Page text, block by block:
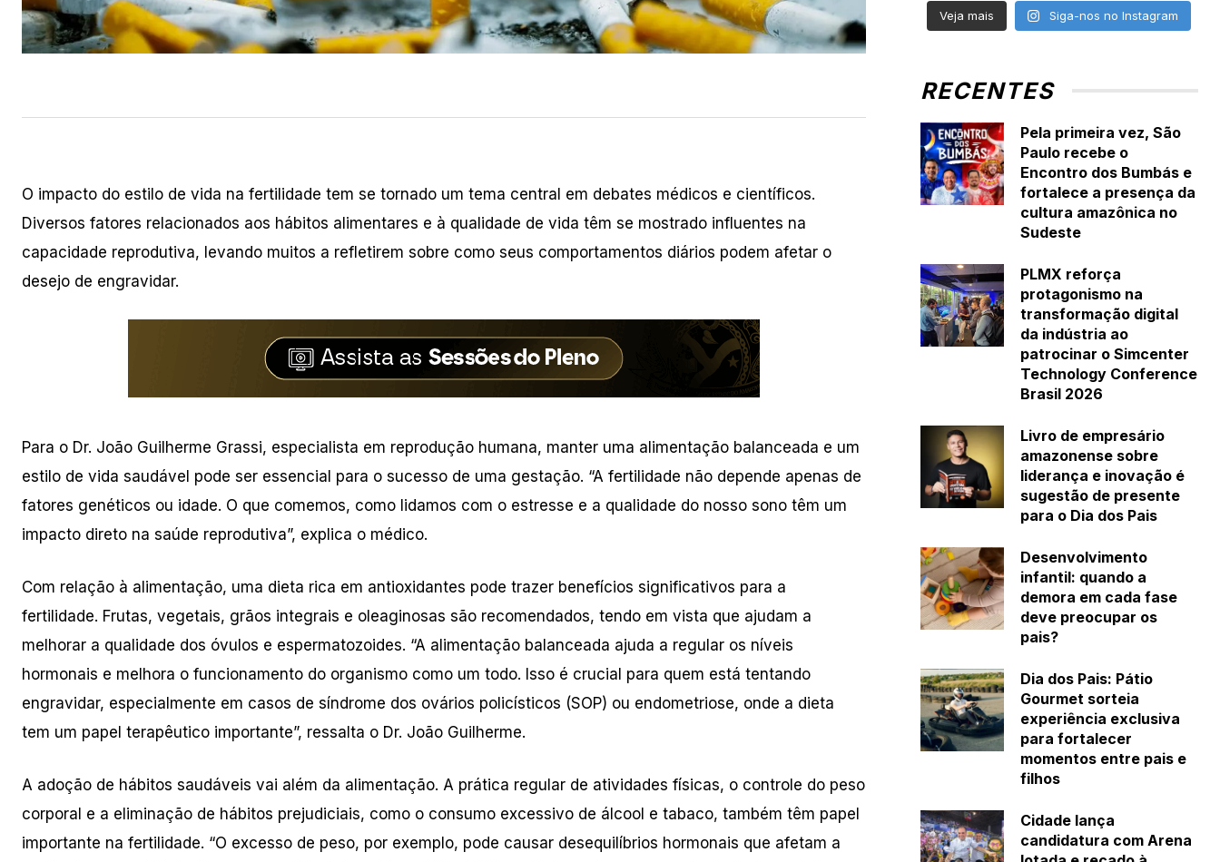
O impacto do estilo de vida na fertilidade tem se tornado um tema central em debates médicos e científicos.
Diversos fatores relacionados aos hábitos alimentares e à qualidade de vida têm se mostrado influentes na
capacidade reprodutiva, levando muitos a refletirem sobre como seus comportamentos diários podem afetar o
desejo de engravidar.
Para o Dr. João Guilherme Grassi, especialista em reprodução humana, manter uma alimentação balanceada e um
estilo de vida saudável pode ser essencial para o sucesso de uma gestação. “A fertilidade não depende apenas de
fatores genéticos ou idade. O que comemos, como lidamos com o estresse e a qualidade do nosso sono têm um
impacto direto na saúde reprodutiva”, explica o médico.
Com relação à alimentação, uma dieta rica em antioxidantes pode trazer benefícios significativos para a
fertilidade. Frutas, vegetais, grãos integrais e oleaginosas são recomendados, tendo em vista que ajudam a
melhorar a qualidade dos óvulos e espermatozoides. “A alimentação balanceada ajuda a regular os níveis
hormonais e melhora o funcionamento do organismo como um todo. Isso é crucial para quem está tentando
engravidar, especialmente em casos de síndrome dos ovários policísticos (SOP) ou endometriose, onde a dieta
tem um papel terapêutico importante”, ressalta o Dr. João Guilherme.
A adoção de hábitos saudáveis vai além da alimentação. A prática regular de atividades físicas, o controle do peso
corporal e a eliminação de hábitos prejudiciais, como o consumo excessivo de álcool e tabaco, também têm papel
importante na fertilidade. “O excesso de peso, por exemplo, pode causar desequilíbrios hormonais que afetam a
Veja mais Siga-nos no Instagram
RECENTES
Pela primeira vez, São
Paulo recebe o
Encontro dos Bumbás e
fortalece a presença da
cultura amazônica no
Sudeste
PLMX reforça
protagonismo na
transformação digital
da indústria ao
patrocinar o Simcenter
Technology Conference
Brasil 2026
Livro de empresário
amazonense sobre
liderança e inovação é
sugestão de presente
para o Dia dos Pais
Desenvolvimento
infantil: quando a
demora em cada fase
deve preocupar os
pais?
Dia dos Pais: Pátio
Gourmet sorteia
experiência exclusiva
para fortalecer
momentos entre pais e
filhos
Cidade lança
candidatura com Arena